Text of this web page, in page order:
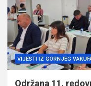
VIJESTI IZ GORNJEG
Održana 11.